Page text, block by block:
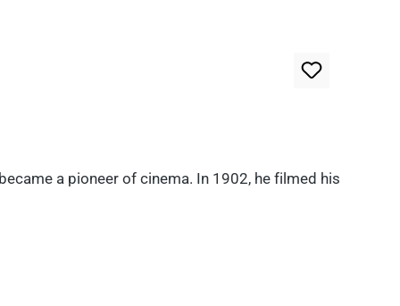
a pioneer of cinema. In 1902, he filmed his